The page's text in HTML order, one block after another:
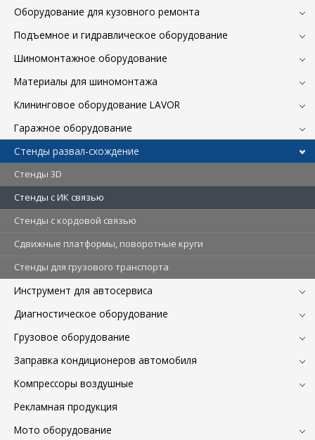
Оборудование для кузовного ремонта
Подъемное и гидравлическое оборудование
Шиномонтажное оборудование
Материалы для шиномонтажа
Клининговое оборудование LAVOR
Гаражное оборудование
Стенды развал-схождение
Стенды 3D
Стенды c ИК связью
Стенды с кордовой связью
Сдвижные платформы, поворотные круги
Стенды для грузового транспорта
Инструмент для автосервиса
Диагностическое оборудование
Грузовое оборудование
Заправка кондиционеров автомобиля
Компрессоры воздушные
Рекламная продукция
Мото оборудование